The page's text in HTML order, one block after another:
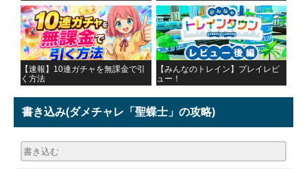
【速報】10連ガチャを無課金で引
く方法
【みんなのトレイン】プレイレビ
ュー！
書き込み(ダメチャレ「聖蝶士」の攻略)